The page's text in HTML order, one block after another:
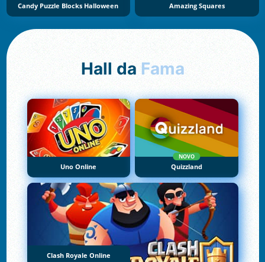
Candy Puzzle Blocks Halloween Amazing Squares
Hall da Fama
Uno Online
NOVO
Quizzland
Clash Royale Online